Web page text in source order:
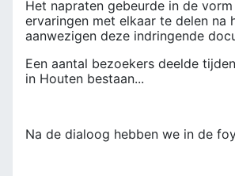
Het napraten gebeurde in de
ervaringen met elkaar te delen na
aanwezigen deze indringende
Een aantal bezoekers deelde
in Houten bestaan...
Na de dialoog hebben we in de